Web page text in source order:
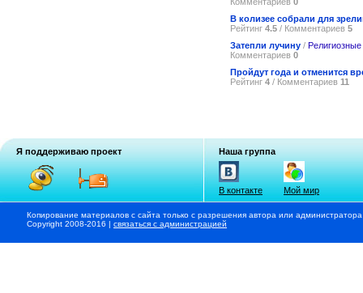
В колизее собрали для
Рейтинг 4.5 / Комментариев 5
Затепли лучину / Религиозные
Комментариев 0
Пройдут года и отменится
Рейтинг 4 / Комментариев 11
Я поддерживаю проект Наша группа
В контакте Мой мир
Копирование материалов с сайта только с разрешения автора или
Copyright 2008-2016 | связаться с администрацией